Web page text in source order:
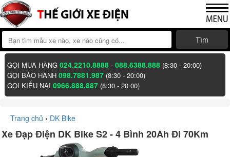
Tìm
GỌI MUA HÀNG024.2210.8888 -088.6388.888 (8:30 - 20:00)
GỌI BẢO HÀNH098.7881.987 (8:30 - 20:00)
GỌI KIẾU NẠI0966.888.887 (8:30 - 20:00)
Trang chủ › DK Bike
Xe Đạp Điện DK Bike S2 - 4 Bình 20Ah Đi 70Km